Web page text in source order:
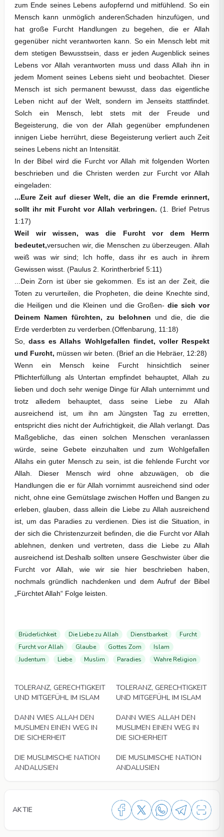
zum Ende seines Lebens aufopfernd und mitfühlend. So ein
Mensch kann unmöglich anderenSchaden hinzufügen, und
hat große Furcht Handlungen zu begehen, die er Allah
gegenüber nicht verantworten kann. So ein Mensch lebt mit
dem stetigen Bewusstsein, dass er jeden Augenblick seines
Lebens vor Allah verantworten muss und dass Allah ihn in
jedem Moment seines Lebens sieht und beobachtet. Dieser
Mensch ist sich permanent bewusst, dass das eigentliche
Leben nicht auf der Welt, sondern im Jenseits stattfindet.
Solch ein Mensch, lebt stets mit der Freude und
Begeisterung, die von der Allah gegenüber empfundenen
innigen Liebe herrührt, diese Begeisterung verliert auch Zeit
seines Lebens nicht an Intensität.
In der Bibel wird die Furcht vor Allah mit folgenden Worten
beschrieben und die Christen werden zur Furcht vor Allah
eingeladen:
...Eure Zeit auf dieser Welt, die an die Fremde erinnert,
sollt ihr mit Furcht vor Allah verbringen. (1. Brief Petrus
1:17)
Weil wir wissen, was die Furcht vor dem Herrn
bedeutet,versuchen wir, die Menschen zu überzeugen. Allah
weiß was wir sind; Ich hoffe, dass ihr es auch in ihrem
Gewissen wisst. (Paulus 2. Korintherbrief 5:11)
...Dein Zorn ist über sie gekommen. Es ist an der Zeit, die
Toten zu verurteilen, die Propheten, die deine Knechte sind,
die Heiligen und die Kleinen und die Großen- die sich vor
Deinem Namen fürchten, zu belohnen und die, die die
Erde verderbten zu verderben.(Offenbarung, 11:18)
So,dass es Allahs Wohlgefallen findet, voller Respekt
und Furcht, müssen wir beten. (Brief an die Hebräer, 12:28)
Wenn ein Mensch keine Furcht hinsichtlich seiner
Pflichterfüllung als Untertan empfindet behauptet, Allah zu
lieben und doch sehr wenige Dinge für Allah unternimmt und
trotz alledem behauptet, dass seine Liebe zu Allah
ausreichend ist, um ihn am Jüngsten Tag zu erretten,
entspricht dies nicht der Aufrichtigkeit, die Allah verlangt. Das
Maßgebliche, das einen solchen Menschen veranlassen
würde, seine Gebete einzuhalten und zum Wohlgefallen
Allahs ein guter Mensch zu sein, ist die fehlende Furcht vor
Allah. Dieser Mensch wird ohne abzuwägen, ob die
Handlungen die er für Allah vornimmt ausreichend sind oder
nicht, ohne eine Gemütslage zwischen Hoffen und Bangen zu
erleben, glauben, dass allein die Liebe zu Allah ausreichend
ist, um das Paradies zu verdienen. Dies ist die Situation, in
der sich die Christenzurzeit befinden, die die Furcht vor Allah
ablehnen, denken und vertreten, dass die Liebe zu Allah
ausreichend ist.Deshalb sollten unsere Geschwister über die
Furcht vor Allah, wie wir sie hier beschrieben haben,
nochmals gründlich nachdenken und dem Aufruf der Bibel
„Fürchtet Allah“ Folge leisten.
Brüderlichkeit Die Liebe zu Allah Dienstbarkeit
Furcht
Furcht vor Allah
Glaube Gottes Zorn
Islam
Judentum
Liebe Muslim Paradies Wahre Religion
TOLERANZ, GERECHTIGKEIT
UND MITGEFÜHL IM ISLAM
TOLERANZ, GERECHTIGKEIT
UND MITGEFÜHL IM ISLAM
DANN WIES ALLAH DEN
MUSLIMEN EINEN WEG IN
DIE SICHERHEIT
DANN WIES ALLAH DEN
MUSLIMEN EINEN WEG IN
DIE SICHERHEIT
DIE MUSLIMISCHE NATION
ANDALUSIEN
DIE MUSLIMISCHE NATION
ANDALUSIEN
AKTIE